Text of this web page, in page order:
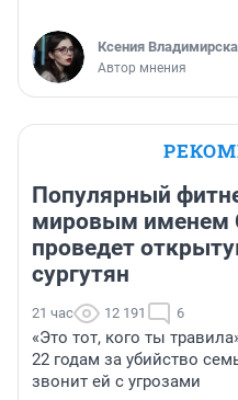
Ксения
Автор мнения
Популярный
мировым именем
проведет
сургутян
21 час 12 191 6
«Это тот, кого ты
22 годам за убийство
звонит ей с угрозами